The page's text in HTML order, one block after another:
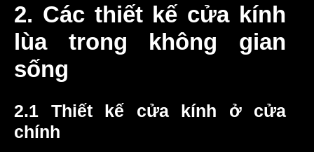
2. Các thiết kế cửa kính
lùa trong không gian
sống
2.1 Thiết kế cửa kính ở cửa
chính